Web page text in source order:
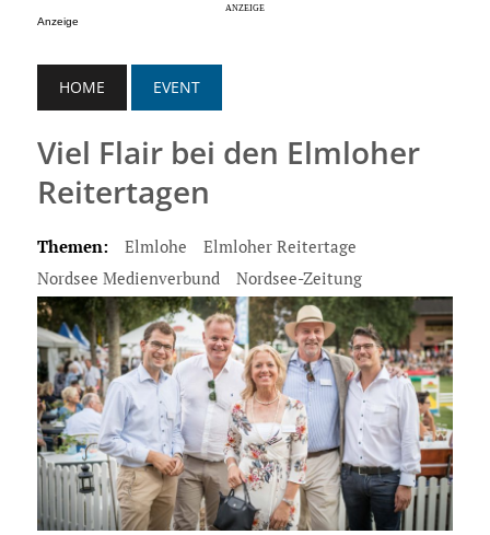
Anzeige
HOME EVENT
Viel Flair bei den Elmloher
Reitertagen
Themen: Elmlohe
Elmloher Reitertage
Nordsee Medienverbund
Nordsee-Zeitung